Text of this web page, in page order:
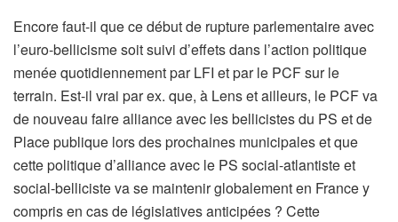
Encore faut-il que ce début de rupture parlementaire avec
l’euro-bellicisme soit suivi d’effets dans l’action politique
menée quotidiennement par LFI et par le PCF sur le
terrain. Est-il vrai par ex. que, à Lens et ailleurs, le PCF va
de nouveau faire alliance avec les bellicistes du PS et de
Place publique lors des prochaines municipales et que
cette politique d’alliance avec le PS social-atlantiste et
social-belliciste va se maintenir globalement en France y
compris en cas de législatives anticipées ? Cette